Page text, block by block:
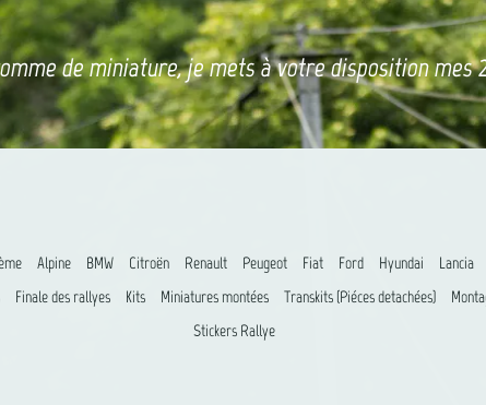
de miniature, je mets à votre disposition mes
Alpine BMW Citroën Renault Peugeot Fiat Ford Hyundai Lancia
Finale des rallyes Kits Miniatures montées Transkits (Piéces detachées)
Stickers Rallye